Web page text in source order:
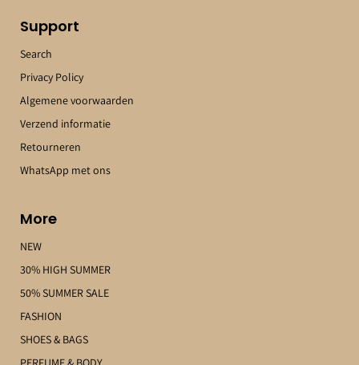
Support
Search
Privacy Policy
Algemene voorwaarden
Verzend informatie
Retourneren
WhatsApp met ons
More
NEW
30% HIGH SUMMER
50% SUMMER SALE
FASHION
SHOES & BAGS